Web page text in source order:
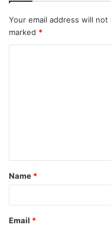
Your email address will not
marked *
t
*
Name *
Email *